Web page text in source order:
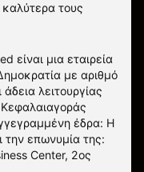
τους
είναι μια εταιρεία
με αριθμό
λειτουργίας
έδρα: Η
την επωνυμία της:
Center, 2ος